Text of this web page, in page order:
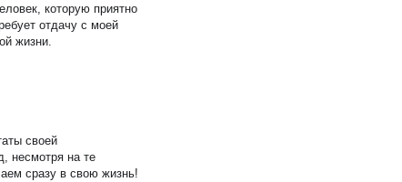
которую приятно
отдачу с моей
жизни.
своей
несмотря на те
сразу в свою жизнь!